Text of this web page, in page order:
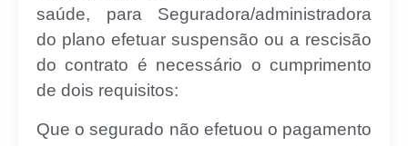
saúde, para Seguradora/administradora
do plano efetuar suspensão ou a rescisão
do contrato é necessário o cumprimento
de dois requisitos:
Que o segurado não efetuou o pagamento